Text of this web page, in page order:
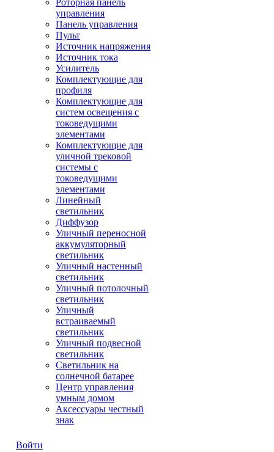
Роторная панель
управления
Панель управления
Пульт
Источник напряжения
Источник тока
Усилитель
Комплектующие для
профиля
Комплектующие для
систем освещения с
токоведущими
элементами
Комплектующие для
уличной трековой
системы с
токоведущими
элементами
Линейный
светильник
Диффузор
Уличный переносной
аккумуляторный
светильник
Уличный настенный
светильник
Уличный потолочный
светильник
Уличный
встраиваемый
светильник
Уличный подвесной
светильник
Светильник на
солнечной батарее
Центр управления
умным домом
Аксессуары честный
знак
Войти